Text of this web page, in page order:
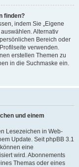
finden?
indem Sie „Eigene
Alternativ
Bereich oder
verwenden.
erstellen Themen zu
in die Suchmaske ein.
und einem
Lesezeichen in Web-
Update. Seit phpBB 3.1
eine
wird. Abonnements
Themas oder eines